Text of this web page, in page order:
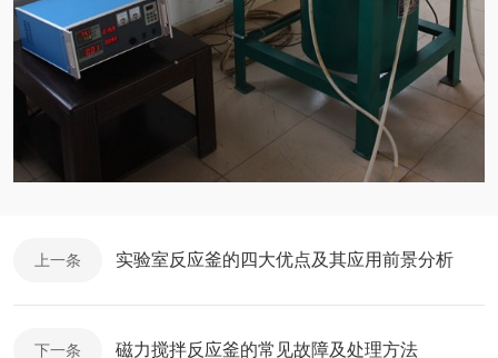
上一条 实验室反应釜的四大优点及其应用前景分析
下一条 磁力搅拌反应釜的常见故障及处理方法